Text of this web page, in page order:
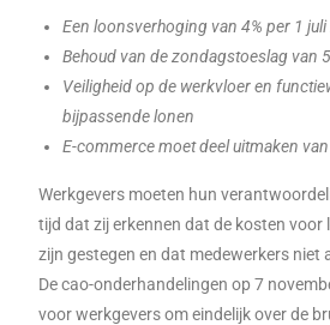
Een loonsverhoging van 4% per 1
Behoud van de zondagstoeslag van
Veiligheid op de werkvloer en
bijpassende lonen
E-commerce moet deel uitmaken
Werkgevers moeten hun
tijd dat zij erkennen dat de kosten
zijn gestegen en dat medewerkers niet
De cao-onderhandelingen op 7
voor werkgevers om eindelijk over de